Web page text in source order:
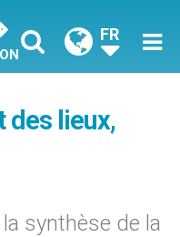
FR
des lieux,
synthèse de la